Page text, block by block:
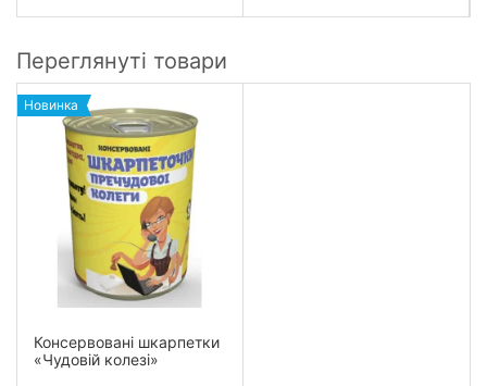
Переглянуті товари
Новинка
Консервовані шкарпетки
«Чудовій колезі»